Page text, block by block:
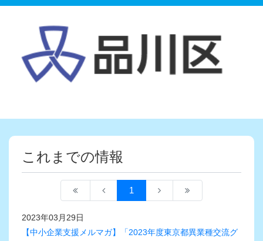
これまでの情報
1
2023年03月29日
【中小企業支援メルマガ】「2023年度東京都異業種交流グ